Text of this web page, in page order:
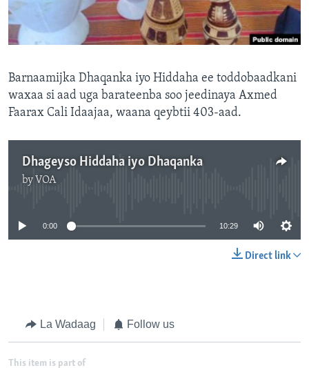
FAAQIDAADDA TODDOBAADKA
DHEXTAALKA TODDOBAADKA
Barnaamijka Dhaqanka iyo Hiddaha ee toddobaadkani
waxaa si aad uga barateenba soo jeedinaya Axmed
Faarax Cali Idaajaa, waana qeybtii 403-aad.
Dhageyso Hiddaha iyo Dhaqanka
by VOA
0:00 10:29
Direct link
La Wadaag Follow us
This item is part of